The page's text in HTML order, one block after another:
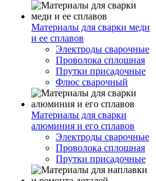
Материалы для сварки меди
и ее сплавов
Электроды сварочные
Проволока сплошная
Прутки присадочные
Флюс сварочный
Материалы для сварки
алюминия и его сплавов
Электроды сварочные
Проволока сплошная
Прутки присадочные